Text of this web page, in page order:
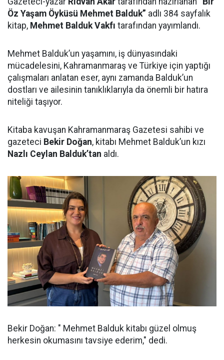
Öz Yaşam Öyküsü Mehmet Balduk” adlı 384 sayfalık
kitap, Mehmet Balduk Vakfı tarafından yayımlandı.
Mehmet Balduk’un yaşamını, iş dünyasındaki
mücadelesini, Kahramanmaraş ve Türkiye için yaptığı
çalışmaları anlatan eser, aynı zamanda Balduk’un
dostları ve ailesinin tanıklıklarıyla da önemli bir hatıra
niteliği taşıyor.
Kitaba kavuşan Kahramanmaraş Gazetesi sahibi ve
gazeteci Bekir Doğan, kitabı Mehmet Balduk’un kızı
Nazlı Ceylan Balduk’tan aldı.
Bekir Doğan: " Mehmet Balduk kitabı güzel olmuş
herkesin okumasını tavsiye ederim," dedi.